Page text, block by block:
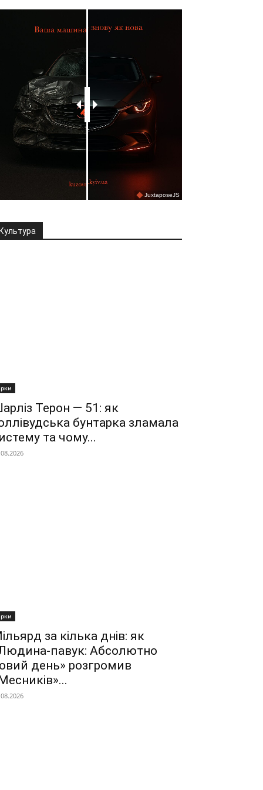
Культура
Терон — 51: як
бунтарка зламала
та чому...
за кілька днів: як
павук: Абсолютно
день» розгромив